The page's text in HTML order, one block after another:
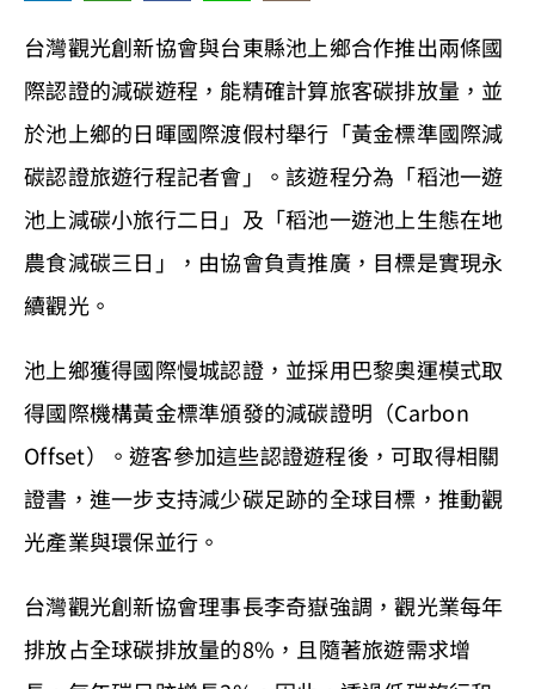
台灣觀光創新協會與台東縣池上鄉合作推出兩條國
際認證的減碳遊程，能精確計算旅客碳排放量，並
於池上鄉的日暉國際渡假村舉行「黃金標準國際減
碳認證旅遊行程記者會」。該遊程分為「稻池一遊
池上減碳小旅行二日」及「稻池一遊池上生態在地
農食減碳三日」，由協會負責推廣，目標是實現永
續觀光。
池上鄉獲得國際慢城認證，並採用巴黎奧運模式取
得國際機構黃金標準頒發的減碳證明（Carbon
Offset）。遊客參加這些認證遊程後，可取得相關
證書，進一步支持減少碳足跡的全球目標，推動觀
光產業與環保並行。
台灣觀光創新協會理事長李奇嶽強調，觀光業每年
排放占全球碳排放量的8%，且隨著旅遊需求增